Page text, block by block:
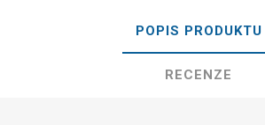
POPIS PRODUKTU
RECENZE